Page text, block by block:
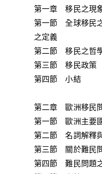
第一章 移民之現
第一節 全球移民
之定義
第二節 移民之哲
第三節 移民政策
第四節 小結
第二章 歐洲移民
第一節 歐洲主要
第二節 名詞解釋
第三節 關於難民
第四節 難民問題